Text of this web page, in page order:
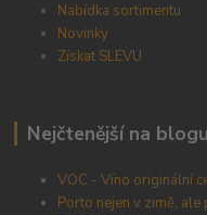
Nabídka sortimentu
Novinky
Získat SLEVU
Nejčtenější na blogu
VOC - Víno originální
Porto nejen v zimě, ale